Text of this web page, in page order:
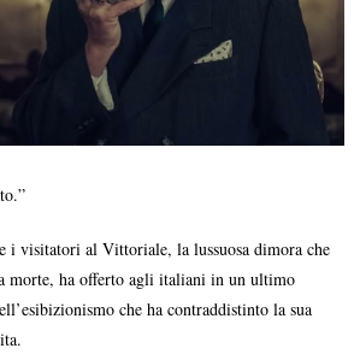
i visitatori al Vittoriale, la lussuosa dimora che
morte, ha offerto agli italiani in un ultimo
che ha contraddistinto la sua